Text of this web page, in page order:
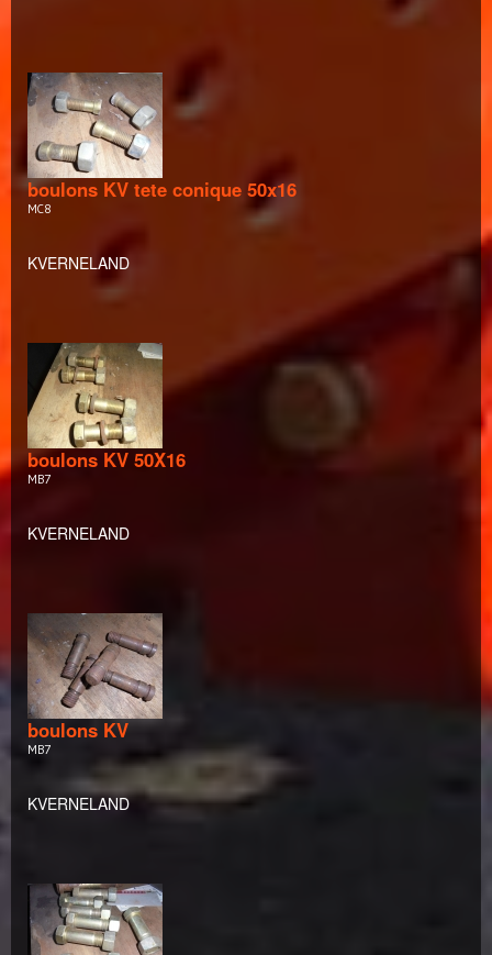
boulons KV tete conique 50x16
MC8
KVERNELAND
boulons KV 50X16
MB7
KVERNELAND
boulons KV
MB7
KVERNELAND